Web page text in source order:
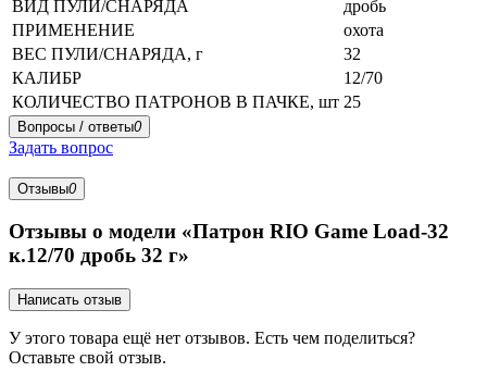
ВИД ПУЛИ/СНАРЯДА
дробь
ПРИМЕНЕНИЕ
охота
ВЕС ПУЛИ/СНАРЯДА, г
32
КАЛИБР
12/70
КОЛИЧЕСТВО ПАТРОНОВ В ПАЧКЕ, шт 25
Вопросы / ответы0
Задать вопрос
Отзывы0
Отзывы о модели «Патрон RIO Game Load-32
к.12/70 дробь 32 г»
Написать отзыв
У этого товара ещё нет отзывов. Есть чем поделиться?
Оставьте свой отзыв.